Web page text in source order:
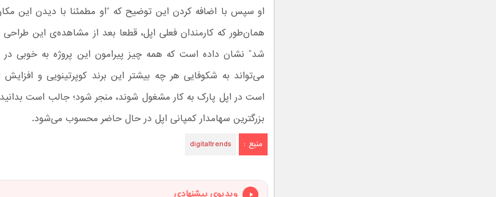
او سپس با اضافه کردن این توضیح که “او مطمئنا با دیدن این
همان‌طور که کارمندان فعلی اپل، قطعا بعد از مشاهده‌ی این
شد” نشان داده است که همه چیز پیرامون این پروژه به خوبی
می‌تواند به شکوفایی هر چه بیشتر این برند کوپرتینویی و افزایش
است در اپل پارک به کار مشغول شوند، منجر شود؛ جالب است بدانید
بزرگترین سهامدار کمپانی اپل در حال حاضر محسوب می‌شود.
منبع : digitaltrends
ویدیوی پیشنهادی